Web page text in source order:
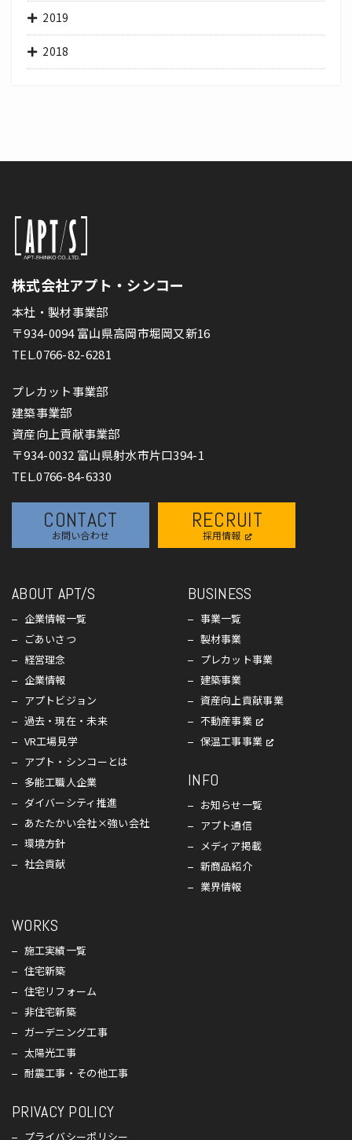
2019
2018
株式会社アプト・シンコー
本社・製材事業部
〒934-0094 富山県高岡市堀岡又新16
TEL.0766-82-6281
プレカット事業部
建築事業部
資産向上貢献事業部
〒934-0032 富山県射水市片口394-1
TEL.0766-84-6330
CONTACT
お問い合わせ
RECRUIT
採用情報
ABOUT APT/S
企業情報一覧
ごあいさつ
経営理念
企業情報
アプトビジョン
過去・現在・未来
VR工場見学
アプト・シンコーとは
多能工職人企業
ダイバーシティ推進
あたたかい会社×強い会社
環境方針
社会貢献
BUSINESS
事業一覧
製材事業
プレカット事業
建築事業
資産向上貢献事業
不動産事業
保温工事事業
INFO
お知らせ一覧
アプト通信
メディア掲載
新商品紹介
業界情報
WORKS
施工実績一覧
住宅新築
住宅リフォーム
非住宅新築
ガーデニング工事
太陽光工事
耐震工事・その他工事
PRIVACY POLICY
プライバシーポリシー